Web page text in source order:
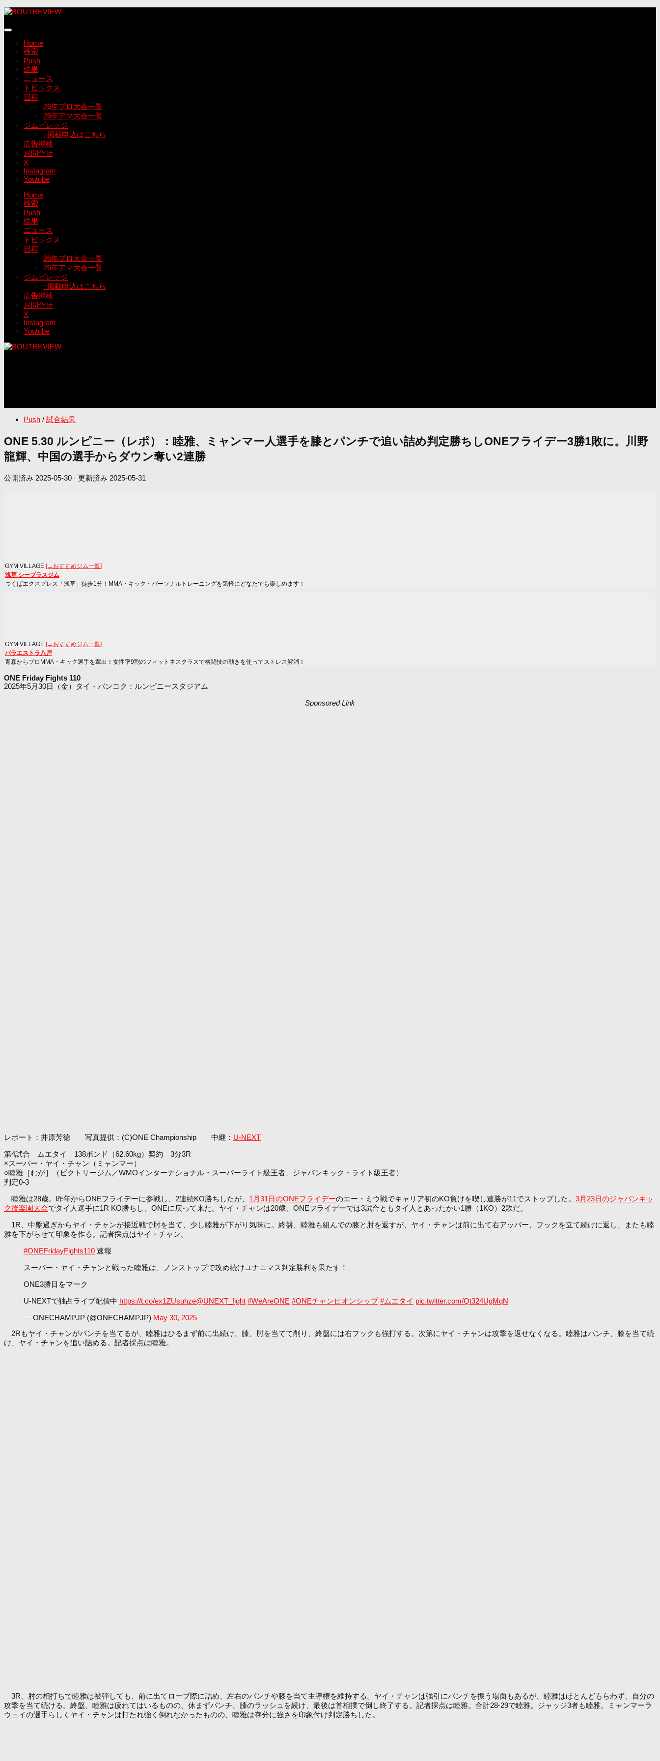
コ
テ
Home
検索
Push
結果
ニュース
トピックス
日程
26年プロ大会一覧
26年アマ大会一覧
ジムビレッジ
↑掲載申込はこちら
広告掲載
お問合せ
X
Instagram
Youtube
Home
検索
Push
結果
ニュース
トピックス
日程
26年プロ大会一覧
26年アマ大会一覧
ジムビレッジ
↑掲載申込はこちら
広告掲載
お問合せ
X
Instagram
Youtube
Push / 試合結果
ONE 5.30 ルンピニー（レポ）：睦雅、ミャンマー人選手を膝とパンチで追い詰め判定勝ちしONEフライデー3勝1敗に。川野
龍輝、中国の選手からダウン奪い2連勝
公開済み 2025-05-30 · 更新済み 2025-05-31
GYM VILLAGE [→おすすめジム一覧]
浅草 シープラスジム
つくばエクスプレス「浅草」徒歩1分！MMA・キック・パーソナルトレーニングを気軽にどなたでも楽しめます！
GYM VILLAGE [→おすすめジム一覧]
パラエストラ八戸
青森からプロMMA・キック選手を輩出！女性率9割のフィットネスクラスで格闘技の動きを使ってストレス解消！
ONE Friday Fights 110
2025年5月30日（金）タイ・バンコク：ルンピニースタジアム
Sponsored Link
レポート：井原芳徳 写真提供：(C)ONE Championship 中継： U-NEXT
第4試合 ムエタイ 138ポンド（62.60kg）契約 3分3R
×スーパー・ヤイ・チャン（ミャンマー）
○睦雅［むが］（ビクトリージム／WMOインターナショナル・スーパーライト級王者、ジャパンキック・ライト級王者）
判定0-3
睦雅は28歳。昨年からONEフライデーに参戦し、2連続KO勝ちしたが、 1月31日のONEフライデーのエー・ミウ戦でキャリア初のKO負けを喫し連勝が11でストップした。 3月23日のジャパンキッ
ク後楽園大会でタイ人選手に1R KO勝ちし、ONEに戻って来た。ヤイ・チャンは20歳、ONEフライデーでは3試合ともタイ人とあったかい1勝（1KO）2敗だ。
1R、中盤過ぎからヤイ・チャンが接近戦で肘を当て、少し睦雅が下がり気味に。終盤、睦雅も組んでの膝と肘を返すが、ヤイ・チャンは前に出て右アッパー、フックを立て続けに返し、またも睦
雅を下がらせて印象を作る。記者採点はヤイ・チャン。
#ONEFridayFights110 速報
スーパー・ヤイ・チャンと戦った睦雅は、ノンストップで攻め続けユナニマス判定勝利を果たす！
ONE3勝目をマーク
U-NEXTで独占ライブ配信中 https://t.co/ex1ZUsuhze@UNEXT_fight #WeAreONE #ONEチャンピオンシップ #ムエタイ pic.twitter.com/Qt324UgMqN
— ONECHAMPJP (@ONECHAMPJP) May 30, 2025
2Rもヤイ・チャンがパンチを当てるが、睦雅はひるまず前に出続け、膝、肘を当てて削り、終盤には右フックも強打する。次第にヤイ・チャンは攻撃を返せなくなる。睦雅はパンチ、膝を当て続
け、ヤイ・チャンを追い詰める。記者採点は睦雅。
3R、肘の相打ちで睦雅は被弾しても、前に出てロープ際に詰め、左右のパンチや膝を当て主導権を維持する。ヤイ・チャンは強引にパンチを振う場面もあるが、睦雅はほとんどもらわず、自分の
攻撃を当て続ける。終盤、睦雅は疲れてはいるものの、休まずパンチ、膝のラッシュを続け、最後は首相撲で倒し終了する。記者採点は睦雅。合計28-29で睦雅。ジャッジ3者も睦雅。ミャンマーラ
ウェイの選手らしくヤイ・チャンは打たれ強く倒れなかったものの、睦雅は存分に強さを印象付け判定勝ちした。